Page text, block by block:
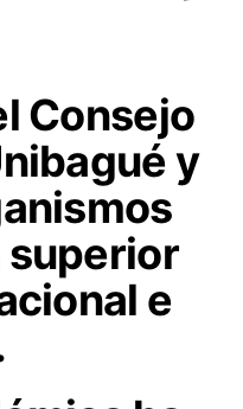
Consejo
y
superior
e